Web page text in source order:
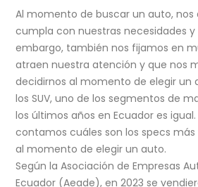
Al momento de buscar un auto, nos
cumpla con nuestras necesidades y
embargo, también nos fijamos en
atraen nuestra atención y que nos
decidirnos al momento de elegir un
los SUV, uno de los segmentos de
los últimos años en Ecuador es igual.
contamos cuáles son los specs más
al momento de elegir un auto.
Según la Asociación de Empresas
Ecuador (Aeade), en 2023 se